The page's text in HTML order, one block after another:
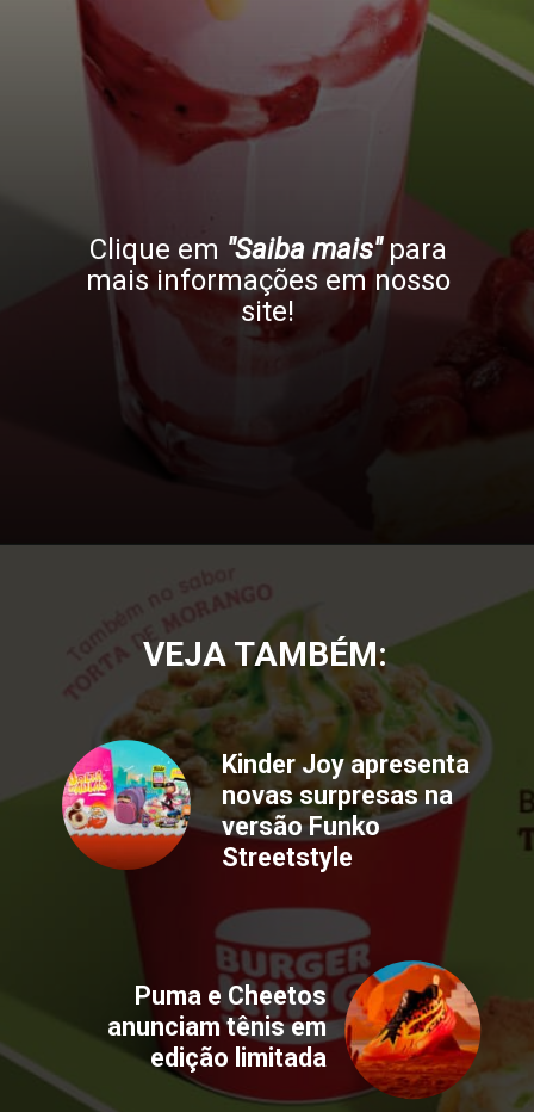
Clique em "Saiba mais"para
mais informações em nosso
site!
VEJA TAMBÉM:
Kinder Joy apresenta
novas surpresas na
versão Funko
Streetstyle
Puma e Cheetos
anunciam tênis em
edição limitada